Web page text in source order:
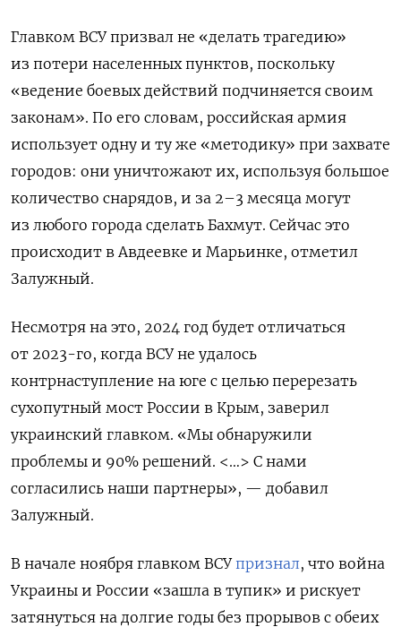
Главком ВСУ призвал не «делать трагедию»
из потери населенных пунктов, поскольку
«ведение боевых действий подчиняется своим
законам». По его словам, российская армия
использует одну и ту же «методику» при захвате
городов: они уничтожают их, используя большое
количество снарядов, и за 2–3 месяца могут
из любого города сделать Бахмут. Сейчас это
происходит в Авдеевке и Марьинке, отметил
Залужный.
Несмотря на это, 2024 год будет отличаться
от 2023-го, когда ВСУ не удалось
контрнаступление на юге с целью перерезать
сухопутный мост России в Крым, заверил
украинский главком. «Мы обнаружили
проблемы и 90% решений. <…> С нами
согласились наши партнеры», — добавил
Залужный.
В начале ноября главком ВСУ признал, что война
Украины и России «зашла в тупик» и рискует
затянуться на долгие годы без прорывов с обеих